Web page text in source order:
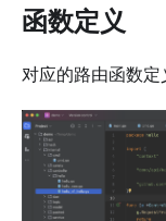
函数定义
对应的路由函数定